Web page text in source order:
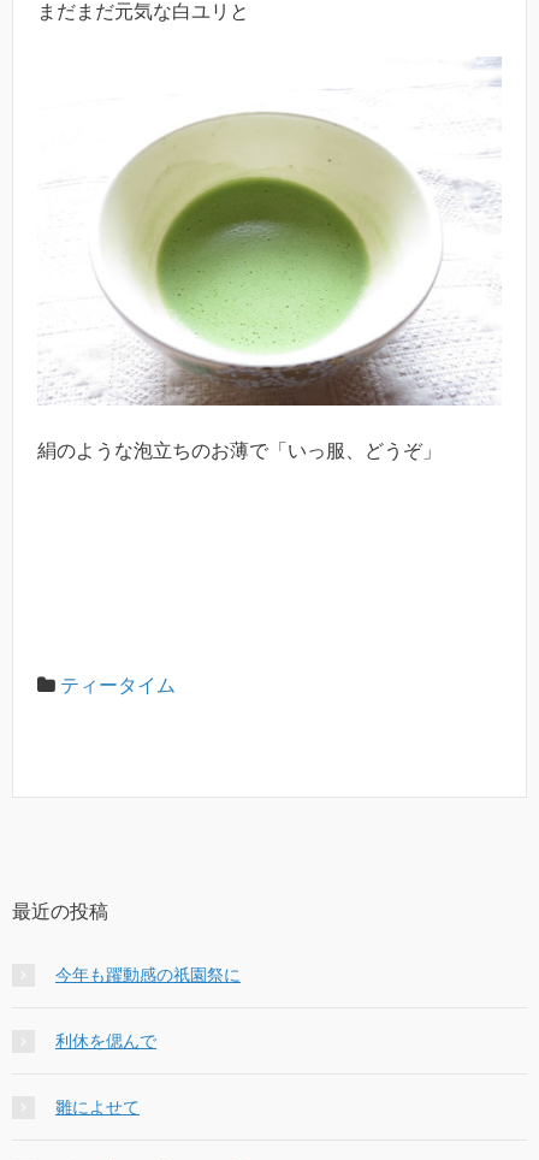
まだまだ元気な白ユリと
絹のような泡立ちのお薄で「いっ服、どうぞ」
ティータイム
最近の投稿
今年も躍動感の祇園祭に
利休を偲んで
雛によせて